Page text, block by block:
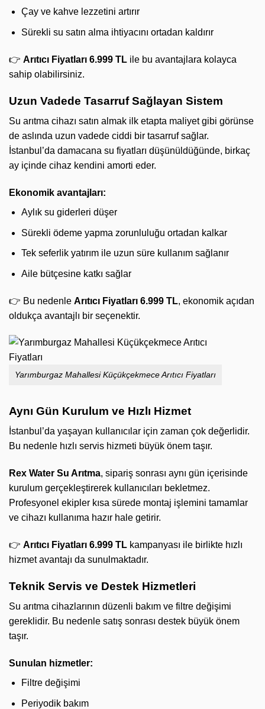
Çay ve kahve lezzetini artırır
Sürekli su satın alma ihtiyacını ortadan kaldırır
👉 Arıtıcı Fiyatları 6.999 TL ile bu avantajlara kolayca
sahip olabilirsiniz.
Uzun Vadede Tasarruf Sağlayan Sistem
Su arıtma cihazı satın almak ilk etapta maliyet gibi görünse
de aslında uzun vadede ciddi bir tasarruf sağlar.
İstanbul’da damacana su fiyatları düşünüldüğünde, birkaç
ay içinde cihaz kendini amorti eder.
Ekonomik avantajları:
Aylık su giderleri düşer
Sürekli ödeme yapma zorunluluğu ortadan kalkar
Tek seferlik yatırım ile uzun süre kullanım sağlanır
Aile bütçesine katkı sağlar
👉 Bu nedenle Arıtıcı Fiyatları 6.999 TL, ekonomik açıdan
oldukça avantajlı bir seçenektir.
Yarımburgaz Mahallesi Küçükçekmece Arıtıcı Fiyatları
Aynı Gün Kurulum ve Hızlı Hizmet
İstanbul’da yaşayan kullanıcılar için zaman çok değerlidir.
Bu nedenle hızlı servis hizmeti büyük önem taşır.
Rex Water Su Arıtma, sipariş sonrası aynı gün içerisinde
kurulum gerçekleştirerek kullanıcıları bekletmez.
Profesyonel ekipler kısa sürede montaj işlemini tamamlar
ve cihazı kullanıma hazır hale getirir.
👉 Arıtıcı Fiyatları 6.999 TL kampanyası ile birlikte hızlı
hizmet avantajı da sunulmaktadır.
Teknik Servis ve Destek Hizmetleri
Su arıtma cihazlarının düzenli bakım ve filtre değişimi
gereklidir. Bu nedenle satış sonrası destek büyük önem
taşır.
Sunulan hizmetler:
Filtre değişimi
Periyodik bakım